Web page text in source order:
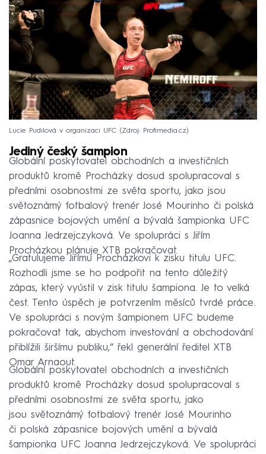
Lucie Pudilová v organizaci UFC Zdroj: Profimedia.cz
Jediný český šampion
Globální poskytovatel obchodních a investičních
produktů kromě Procházky dosud spolupracoval s
předními osobnostmi ze světa sportu, jako jsou
světoznámý fotbalový trenér José Mourinho či polská
zápasnice bojových umění a bývalá šampionka UFC
Joanna Jedrzejczyková. Ve spolupráci s Jiřím
Procházkou plánuje XTB pokračovat.
„Gratulujeme Jiřímu Procházkovi k zisku titulu UFC.
Rozhodli jsme se ho podpořit na tento důležitý
zápas, který vyústil v zisk titulu šampiona. Je to velká
čest. Tento úspěch je potvrzením měsíců tvrdé práce.
Ve spolupráci s novým šampionem UFC budeme
pokračovat tak, abychom investování a obchodování
přiblížili širšímu publiku,“ řekl generální ředitel XTB
Omar Arnaout.
Globální poskytovatel obchodních a investičních
produktů kromě Procházky dosud spolupracoval s
předními osobnostmi ze světa sportu, jako
jsou světoznámý fotbalový trenér José Mourinho
či polská zápasnice bojových umění a bývalá
šampionka UFC Joanna Jedrzejczyková. Ve spolupráci